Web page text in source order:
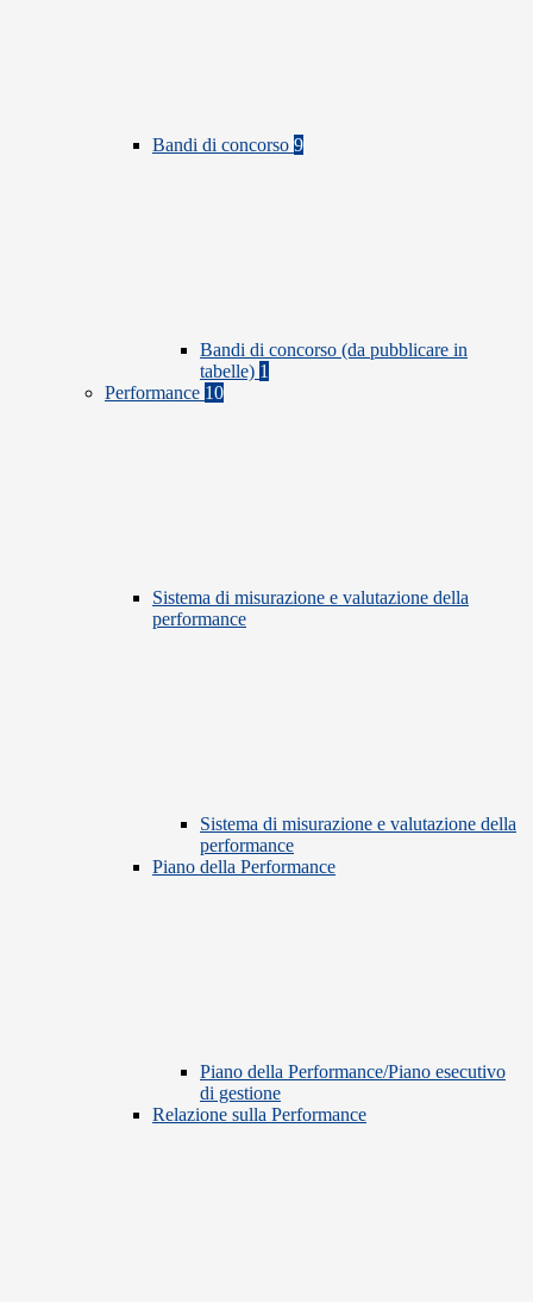
Bandi di concorso 9
Bandi di concorso (da pubblicare in
tabelle) 1
Performance 10
Sistema di misurazione e valutazione della
performance
Sistema di misurazione e valutazione della
performance
Piano della Performance
Piano della Performance/Piano esecutivo
di gestione
Relazione sulla Performance